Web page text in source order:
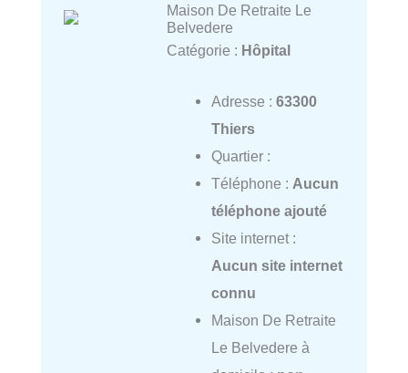
Maison De Retraite Le
Belvedere
Catégorie : Hôpital
Adresse : 63300
Thiers
Quartier :
Téléphone : Aucun
téléphone ajouté
Site internet :
Aucun site internet
connu
Maison De Retraite
Le Belvedere à